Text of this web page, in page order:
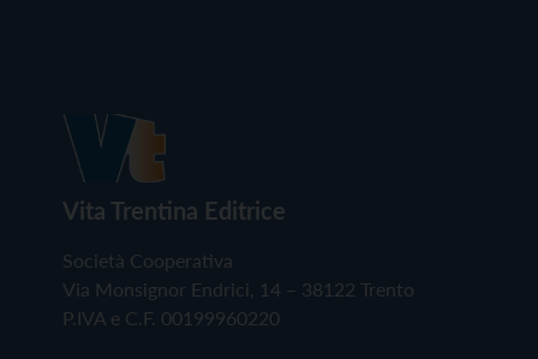
Vita Trentina Editrice
Società Cooperativa
Via Monsignor Endrici, 14 – 38122 Trento
P.IVA e C.F. 00199960220